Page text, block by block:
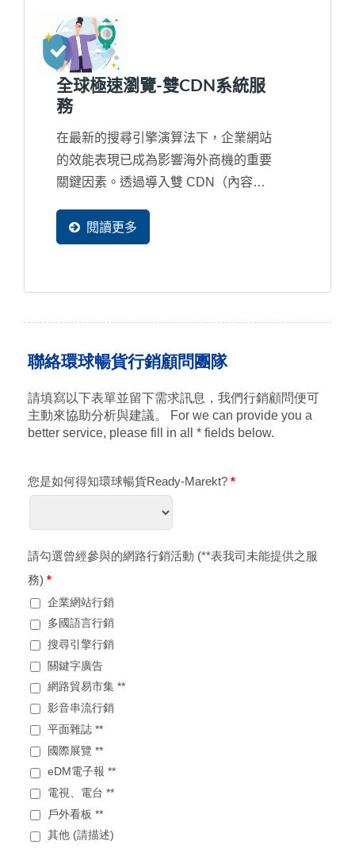
全球極速瀏覽-雙CDN系統服
務
在最新的搜尋引擎演算法下，企業網站
的效能表現已成為影響海外商機的重要
關鍵因素。透過導入雙 CDN（內容傳
的載入速度和使用者體驗，讓全球各地
潛在買主都能極速瀏覽完整網頁內容，
閱讀更多